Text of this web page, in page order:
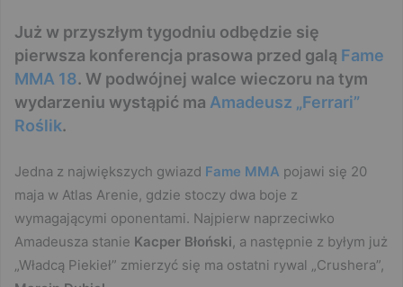
Już w przyszłym tygodniu odbędzie się
pierwsza konferencja prasowa przed galą Fame
MMA 18. W podwójnej walce wieczoru na tym
wydarzeniu wystąpić ma Amadeusz „Ferrari”
Roślik.
Jedna z największych gwiazd Fame MMA pojawi się 20
maja w Atlas Arenie, gdzie stoczy dwa boje z
wymagającymi oponentami. Najpierw naprzeciwko
Amadeusza stanie Kacper Błoński, a następnie z byłym już
„Władcą Piekieł” zmierzyć się ma ostatni rywal „Crushera”,